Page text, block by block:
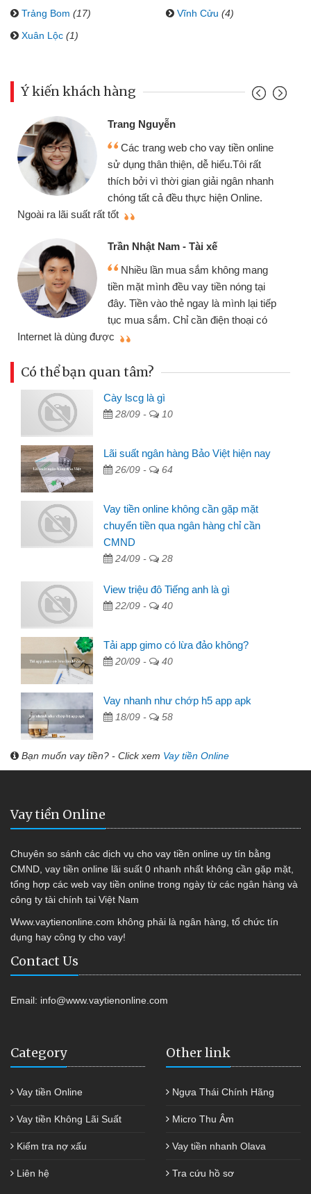
Trảng Bom (17) Vĩnh Cửu (4)
Xuân Lộc (1)
Ý kiến khách hàng
Trang Nguyễn
Các trang web cho vay tiền online
sử dụng thân thiện, dễ hiểu.Tôi rất
thích bởi vì thời gian giải ngân nhanh
chóng tất cả đều thực hiện Online.
Ngoài ra lãi suất rất tốt
Trần Nhật Nam - Tài xế
Nhiều lần mua sắm không mang
tiền mặt mình đều vay tiền nóng tại
đây. Tiền vào thẻ ngay là mình lại tiếp
tục mua sắm. Chỉ cần điện thoại có
Internet là dùng được
Có thể bạn quan tâm?
Cày lscg là gì
28/09 - 10
Lãi suất ngân hàng Bảo Việt hiện nay
26/09 - 64
Vay tiền online không cần gặp mặt
chuyển tiền qua ngân hàng chỉ cần
CMND
24/09 - 28
View triệu đô Tiếng anh là gì
22/09 - 40
Tải app gimo có lừa đảo không?
20/09 - 40
Vay nhanh như chớp h5 app apk
18/09 - 58
Bạn muốn vay tiền? - Click xem Vay tiền Online
Vay tiền Online
Chuyên so sánh các dịch vụ cho vay tiền online uy tín bằng
CMND, vay tiền online lãi suất 0 nhanh nhất không cần gặp mặt,
tổng hợp các web vay tiền online trong ngày từ các ngân hàng và
công ty tài chính tại Việt Nam
Www.vaytienonline.com không phải là ngân hàng, tổ chức tín
dụng hay công ty cho vay!
Contact Us
Email: info@www.vaytienonline.com
Category
Vay tiền Online
Vay tiền Không Lãi Suất
Kiểm tra nợ xấu
Liên hệ
Other link
Ngựa Thái Chính Hãng
Micro Thu Âm
Vay tiền nhanh Olava
Tra cứu hồ sơ